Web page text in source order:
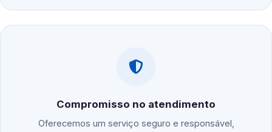
Compromisso no atendimento
Oferecemos um serviço seguro e responsável,